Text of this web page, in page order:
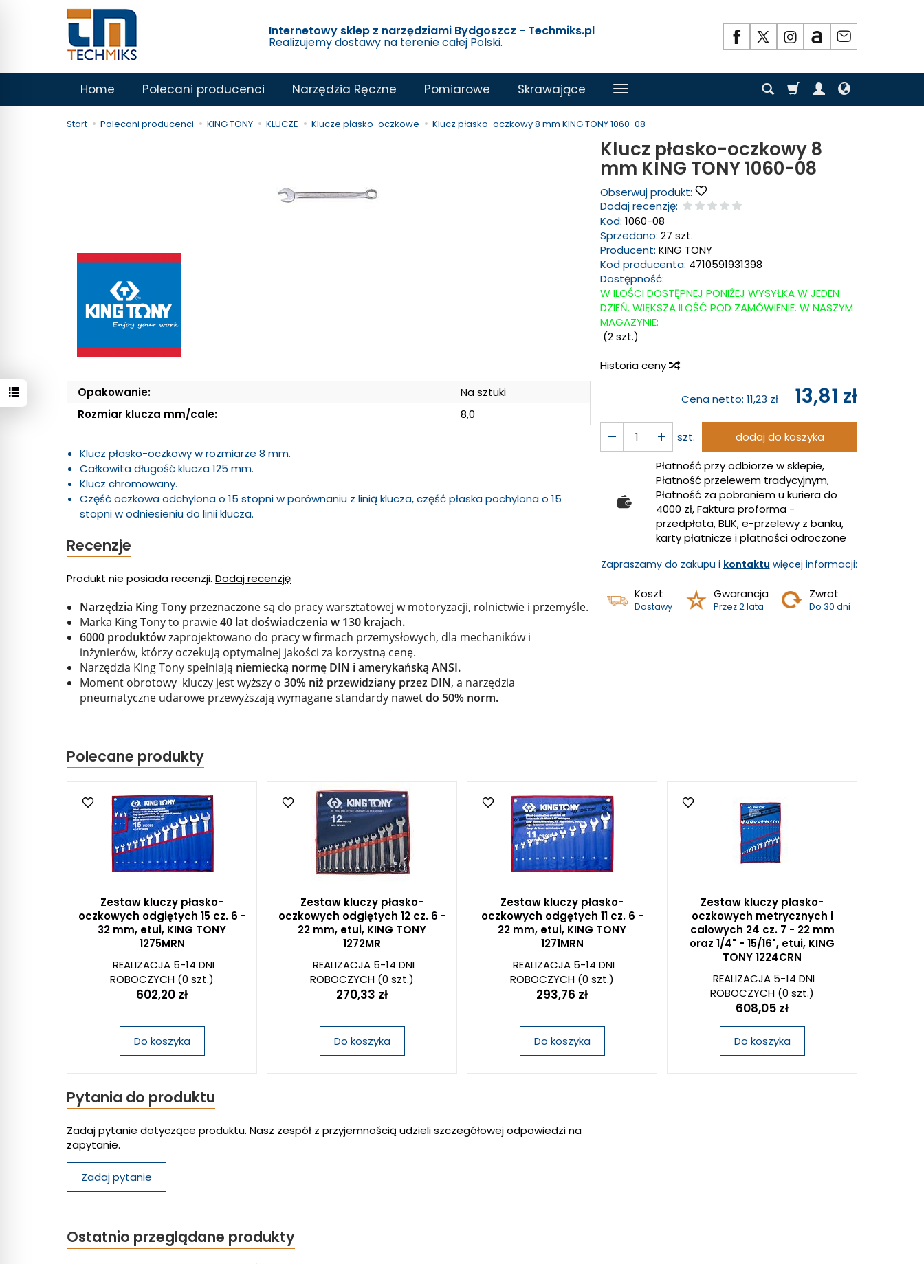
Internetowy sklep z narzędziami Bydgoszcz - Techmiks.pl
Realizujemy dostawy na terenie całej Polski.
Home Polecani producenci Narzędzia Ręczne Pomiarowe Skrawające
Start Polecani producenci KING TONY KLUCZE Klucze płasko-oczkowe Klucz płasko-oczkowy 8 mm KING TONY 1060-08
Klucz płasko-oczkowy 8
mm KING TONY 1060-08
Obserwuj produkt:
Dodaj recenzję:
Kod: 1060-08
Sprzedano: 27 szt.
Producent: KING TONY
Kod producenta: 4710591931398
Dostępność:
W ILOŚCI DOSTĘPNEJ PONIŻEJ WYSYŁKA W JEDEN
DZIEŃ. WIĘKSZA ILOŚĆ POD ZAMÓWIENIE. W NASZYM
MAGAZYNIE:
(2szt.)
Historia ceny
Cena netto: 11,23 zł 13,81 zł
szt.
dodaj do koszyka
Płatność przy odbiorze w sklepie,
Płatność przelewem tradycyjnym,
Płatność za pobraniem u kuriera do
4000 zł, Faktura proforma -
przedpłata, BLIK, e-przelewy z banku,
karty płatnicze i płatności odroczone
Zapraszamy do zakupu i kontaktu więcej informacji:
Koszt
Dostawy
Gwarancja
Przez 2 lata
Zwrot
Do 30 dni
Opakowanie:
Na sztuki
Rozmiar klucza mm/cale:
8,0
Klucz płasko-oczkowy w rozmiarze 8 mm.
Całkowita długość klucza 125 mm.
Klucz chromowany.
Część oczkowa odchylona o 15 stopni w porównaniu z linią klucza, część płaska pochylona o 15
stopni w odniesieniu do linii klucza.
Recenzje
Produkt nie posiada recenzji. Dodaj recenzję
Narzędzia King Tony przeznaczone są do pracy warsztatowej w motoryzacji, rolnictwie i przemyśle.
Marka King Tony to prawie40 lat doświadczenia w 130 krajach.
6000 produktówzaprojektowano do pracy w firmach przemysłowych, dla mechaników i
inżynierów, którzy oczekują optymalnej jakości za korzystną cenę.
Narzędzia King Tony spełniają niemiecką normę DIN i amerykańską ANSI.
Moment obrotowy kluczy jest wyższy o 30% niż przewidziany przez DIN, a narzędzia
pneumatyczne udarowe przewyższają wymagane standardy nawetdo 50% norm.
Polecane produkty
Zestaw kluczy płasko-
oczkowych odgiętych 15 cz. 6 -
32 mm, etui, KING TONY
1275MRN
REALIZACJA 5-14 DNI
ROBOCZYCH (0 szt.)
602,20 zł
Do koszyka
Zestaw kluczy płasko-
oczkowych odgiętych 12 cz. 6 -
22 mm, etui, KING TONY
1272MR
REALIZACJA 5-14 DNI
ROBOCZYCH (0 szt.)
270,33 zł
Do koszyka
Zestaw kluczy płasko-
oczkowych odgętych 11 cz. 6 -
22 mm, etui, KING TONY
1271MRN
REALIZACJA 5-14 DNI
ROBOCZYCH (0 szt.)
293,76 zł
Do koszyka
Zestaw kluczy płasko-
oczkowych metrycznych i
calowych 24 cz. 7 - 22 mm
oraz 1/4" - 15/16", etui, KING
TONY 1224CRN
REALIZACJA 5-14 DNI
ROBOCZYCH (0 szt.)
608,05 zł
Do koszyka
Pytania do produktu
Zadaj pytanie dotyczące produktu. Nasz zespół z przyjemnością udzieli szczegółowej odpowiedzi na
zapytanie.
Zadaj pytanie
Ostatnio przeglądane produkty